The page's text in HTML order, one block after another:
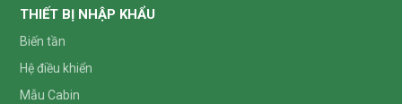
THIẾT BỊ NHẬP KHẨU
Biến tần
Hệ điều khiển
Mẫu Cabin